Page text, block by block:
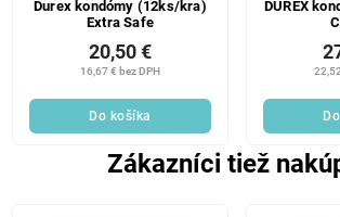
Durex kondómy (12ks/kra)
Extra Safe
16,67 € bez DPH
20,50 €
Do košíka
DUREX
Zákazníci tiež